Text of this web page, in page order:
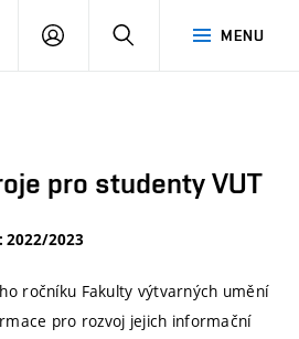
MENU
PŘIHLÁSIT
pro studenty VUT
2022/2023
ročníku Fakulty výtvarných umění
pro rozvoj jejich informační